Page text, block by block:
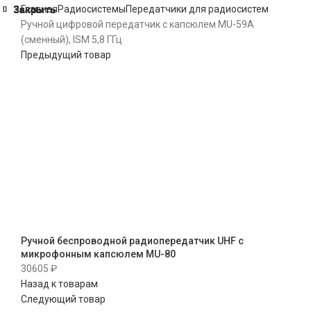
ГлавнаяРадиосистемыПередатчики для радиосистем
Ручной цифровой передатчик с капсюлем MU-59A
(сменный), ISM 5,8 ГГц
Предыдущий товар
Ручной беспроводной радиопередатчик UHF с
микрофонным капсюлем MU-80
30605 ₽
Назад к товарам
Следующий товар
Закрыть
Закрыть
Закрыть
Закрыть
Закрыть
Закрыть
Закрыть
Закрыть